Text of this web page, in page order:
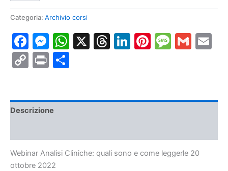
quali
e
come
leggerle
20
Categoria: Archivio corsi
Facebook
Messenger
WhatsApp
X Threads
LinkedIn
Pinterest
Copy
Print
Descrizione
Webinar Analisi Cliniche: quali sono e come leggerle 20
ottobre 2022